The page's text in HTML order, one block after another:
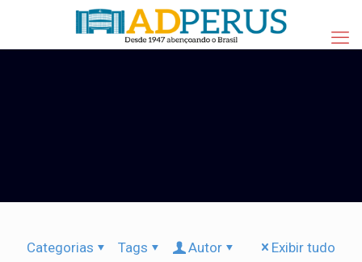
Categorias Tags Autor Exibir tudo